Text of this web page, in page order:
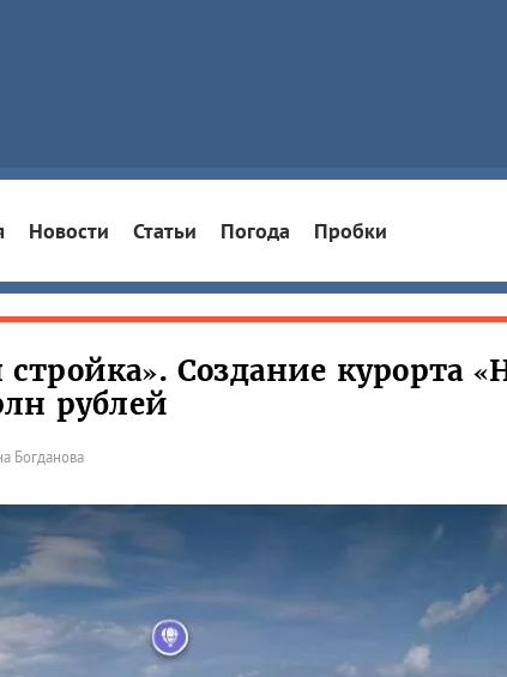
Новости Статьи Погода Пробки
Создание курорта
рублей
Богданова